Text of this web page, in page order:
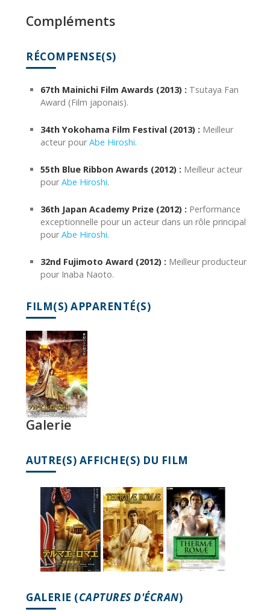
Compléments
RÉCOMPENSE(S)
67th Mainichi Film Awards (2013) : Tsutaya Fan
Award (Film japonais).
34th Yokohama Film Festival (2013) : Meilleur
acteur pourAbe Hiroshi.
55th Blue Ribbon Awards (2012) : Meilleur acteur
pourAbe Hiroshi.
36th Japan Academy Prize (2012) : Performance
exceptionnelle pour un acteur dans un rôle principal
pourAbe Hiroshi.
32nd Fujimoto Award (2012) : Meilleur producteur
pour Inaba Naoto.
FILM(S) APPARENTÉ(S)
Galerie
AUTRE(S) AFFICHE(S) DU FILM
GALERIE (CAPTURES D'ÉCRAN)